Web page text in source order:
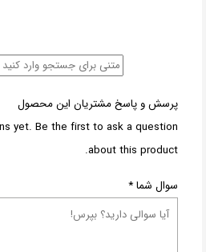
پرسش و پاسخ مشتریان این محصول
yet. Be the first to ask a question
about this product.
سوال شما*